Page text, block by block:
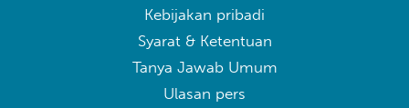
Kebijakan pribadi
Syarat & Ketentuan
Tanya Jawab Umum
Ulasan pers